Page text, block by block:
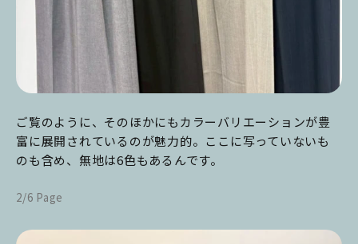
ご覧のように、そのほかにもカラーバリエーションが豊
富に展開されているのが魅力的。ここに写っていないも
のも含め、無地は6色もあるんです。
2/6 Page